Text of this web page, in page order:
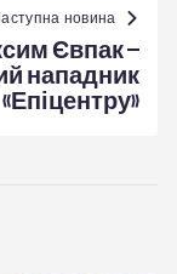
новина
Євпак –
нападник
«Епіцентру»